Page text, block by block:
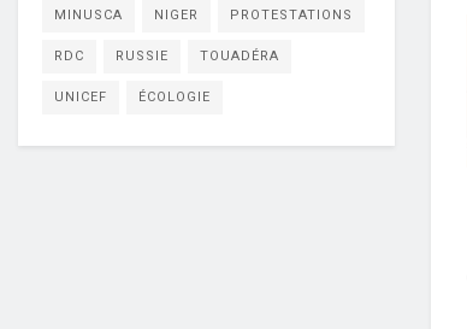
MINUSCA NIGER PROTESTATIONS
RDC RUSSIE TOUADÉRA
UNICEF ÉCOLOGIE